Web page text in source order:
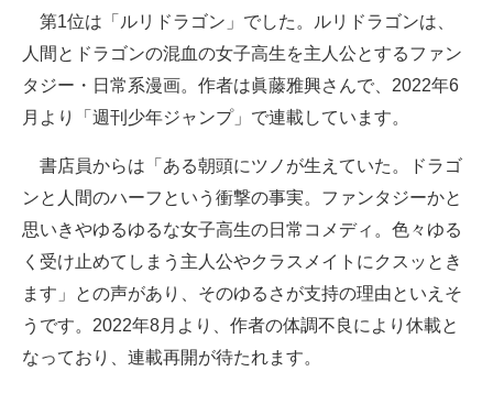
第1位は「ルリドラゴン」でした。ルリドラゴンは、
人間とドラゴンの混血の女子高生を主人公とするファン
タジー・日常系漫画。作者は眞藤雅興さんで、2022年6
月より「週刊少年ジャンプ」で連載しています。
書店員からは「ある朝頭にツノが生えていた。ドラゴ
ンと人間のハーフという衝撃の事実。ファンタジーかと
思いきやゆるゆるな女子高生の日常コメディ。色々ゆる
く受け止めてしまう主人公やクラスメイトにクスッとき
ます」との声があり、そのゆるさが支持の理由といえそ
うです。2022年8月より、作者の体調不良により休載と
なっており、連載再開が待たれます。